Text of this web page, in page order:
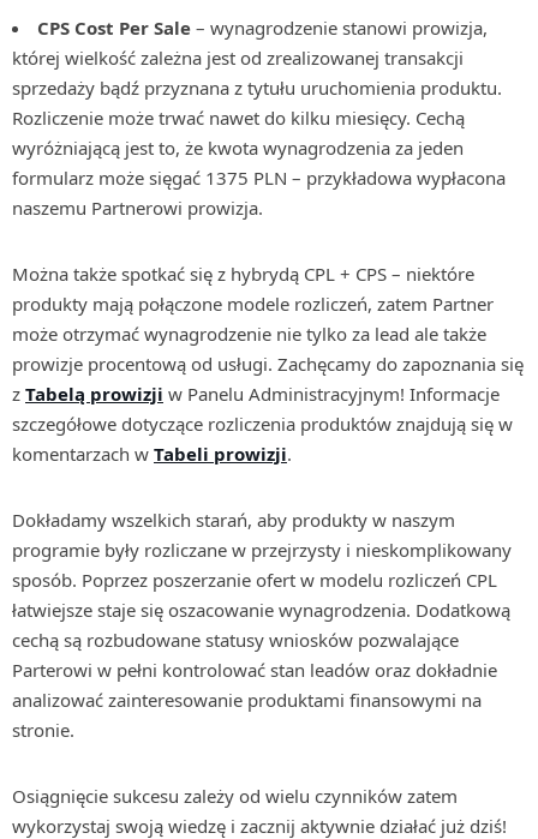
CPS Cost Per Sale – wynagrodzenie stanowi prowizja,
której wielkość zależna jest od zrealizowanej transakcji
sprzedaży bądź przyznana z tytułu uruchomienia produktu.
Rozliczenie może trwać nawet do kilku miesięcy. Cechą
wyróżniającą jest to, że kwota wynagrodzenia za jeden
formularz może sięgać 1375 PLN – przykładowa wypłacona
naszemu Partnerowi prowizja.
Można także spotkać się z hybrydą CPL + CPS – niektóre
produkty mają połączone modele rozliczeń, zatem Partner
może otrzymać wynagrodzenie nie tylko za lead ale także
prowizje procentową od usługi. Zachęcamy do zapoznania się
z Tabelą prowizji w Panelu Administracyjnym! Informacje
szczegółowe dotyczące rozliczenia produktów znajdują się w
komentarzach w Tabeli prowizji.
Dokładamy wszelkich starań, aby produkty w naszym
programie były rozliczane w przejrzysty i nieskomplikowany
sposób. Poprzez poszerzanie ofert w modelu rozliczeń CPL
łatwiejsze staje się oszacowanie wynagrodzenia. Dodatkową
cechą są rozbudowane statusy wniosków pozwalające
Parterowi w pełni kontrolować stan leadów oraz dokładnie
analizować zainteresowanie produktami finansowymi na
stronie.
Osiągnięcie sukcesu zależy od wielu czynników zatem
wykorzystaj swoją wiedzę i zacznij aktywnie działać już dziś!